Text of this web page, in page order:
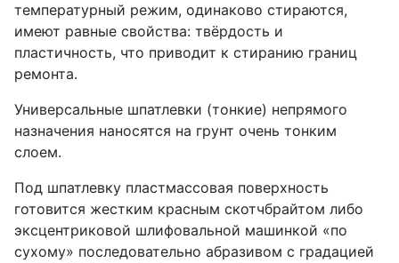
температурный режим, одинаково стираются,
имеют равные свойства: твёрдость и
пластичность, что приводит к стиранию границ
ремонта.
Универсальные шпатлевки (тонкие) непрямого
назначения наносятся на грунт очень тонким
слоем.
Под шпатлевку пластмассовая поверхность
готовится жестким красным скотчбрайтом либо
эксцентриковой шлифовальной машинкой «по
сухому» последовательно абразивом с градацией